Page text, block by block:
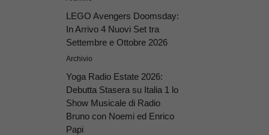
LEGO Avengers Doomsday:
In Arrivo 4 Nuovi Set tra
Settembre e Ottobre 2026
Archivio
Yoga Radio Estate 2026:
Debutta Stasera su Italia 1 lo
Show Musicale di Radio
Bruno con Noemi ed Enrico
Papi